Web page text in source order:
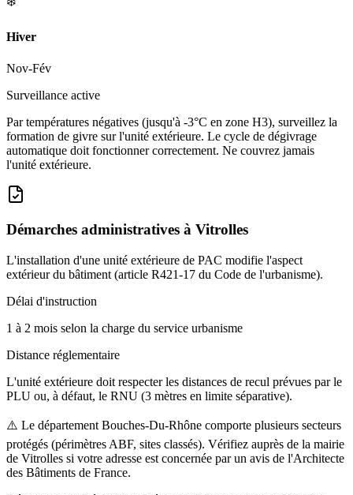
Hiver
Nov-Fév
Surveillance active
Par températures négatives (jusqu'à -3°C en zone H3), surveillez la
formation de givre sur l'unité extérieure. Le cycle de dégivrage
automatique doit fonctionner correctement. Ne couvrez jamais
l'unité extérieure.
Démarches administratives à Vitrolles
L'installation d'une unité extérieure de PAC modifie l'aspect
extérieur du bâtiment (article R421-17 du Code de l'urbanisme).
Délai d'instruction
1 à 2 mois selon la charge du service urbanisme
Distance réglementaire
L'unité extérieure doit respecter les distances de recul prévues par le
PLU ou, à défaut, le RNU (3 mètres en limite séparative).
⚠️ Le département Bouches-Du-Rhône comporte plusieurs secteurs
protégés (périmètres ABF, sites classés). Vérifiez auprès de la mairie
de Vitrolles si votre adresse est concernée par un avis de l'Architecte
des Bâtiments de France.